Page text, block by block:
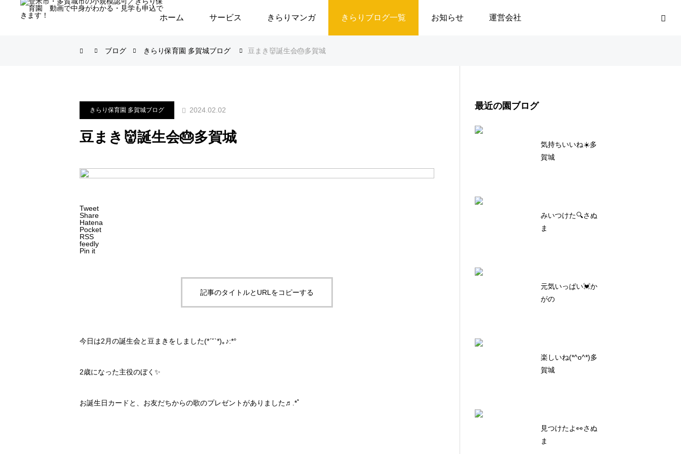
ホーム サービス きらりマンガ きらりブログ一覧 お知らせ 運営会社
ブログ きらり保育園 多賀城ブログ 豆まき👹誕生会🎂多賀城
きらり保育園 多賀城ブログ 2024.02.02
豆まき👹誕生会🎂多賀城
Tweet
Share
Hatena
Pocket
RSS
feedly
Pin it
記事のタイトルとURLをコピーする
今日は2月の誕生会と豆まきをしました(*ˊ˘ˋ*)｡♪:*°
2歳になった主役のぼく✨️
お誕生日カードと、お友だちからの歌のプレゼントがありました♬.*ﾟ
最近の園ブログ
気持ちいいね☀️多
賀城
みいつけた🔍さぬ
ま
元気いっぱい💓か
がの
楽しいね(*^o^*)多
賀城
見つけたよ👀さぬ
ま